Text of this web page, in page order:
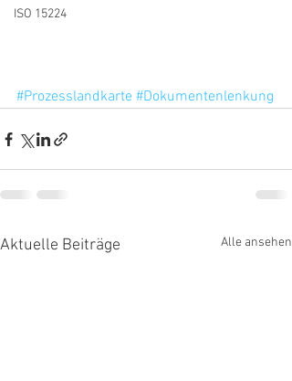
ISO 15224
#Prozesslandkarte #Dokumentenlenkung
Aktuelle Beiträge Alle ansehen